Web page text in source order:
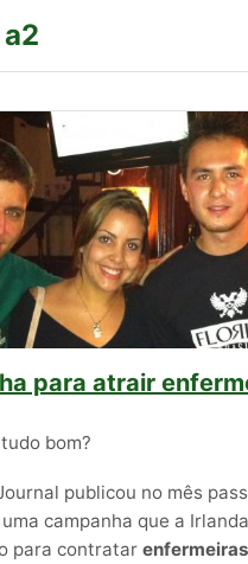
para atrair
bom?
publicou no mês
campanha que a
para contratar enfermeiras